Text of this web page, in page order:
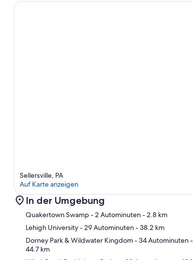
Sellersville, PA
Auf Karte anzeigen
In der Umgebung
Quakertown Swamp- 2 Autominuten- 2.8 km
Lehigh University- 29 Autominuten- 38.2 km
Dorney Park & Wildwater Kingdom- 34 Autominuten-
44.7 km